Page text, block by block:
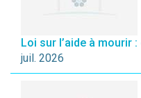
Loi sur l’aide à mourir
juil. 2026